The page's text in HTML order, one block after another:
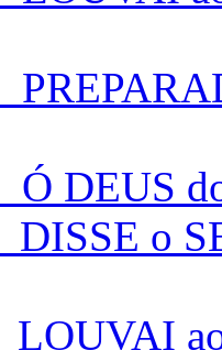
Ó DEUS
DISSE o
LOUVAI